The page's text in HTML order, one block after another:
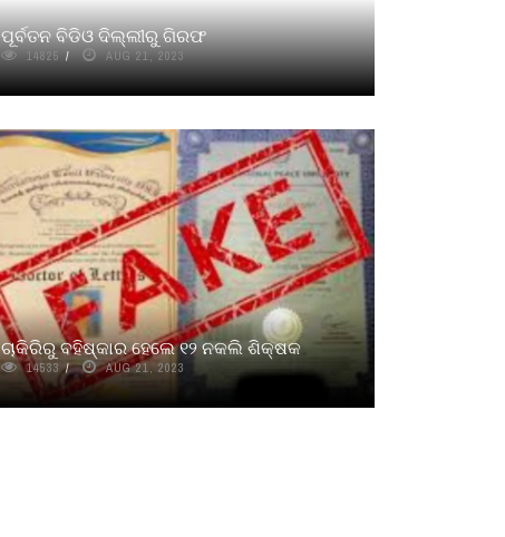
ପୂର୍ବତନ ବିଡିଓ ଦିଲ୍ଲୀରୁ ଗିରଫ
14825 AUG 21, 2023
ଚାକିରିରୁ ବହିଷ୍କାର ହେଲେ ୧୨ ନକଲି ଶିକ୍ଷକ
14533 AUG 21, 2023